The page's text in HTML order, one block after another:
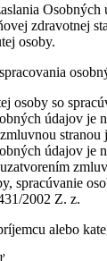
zdravotnej
osoby.
osoby so
údajov je
stranou
údajov je
spracúvanie
2002 Z. z.
alebo